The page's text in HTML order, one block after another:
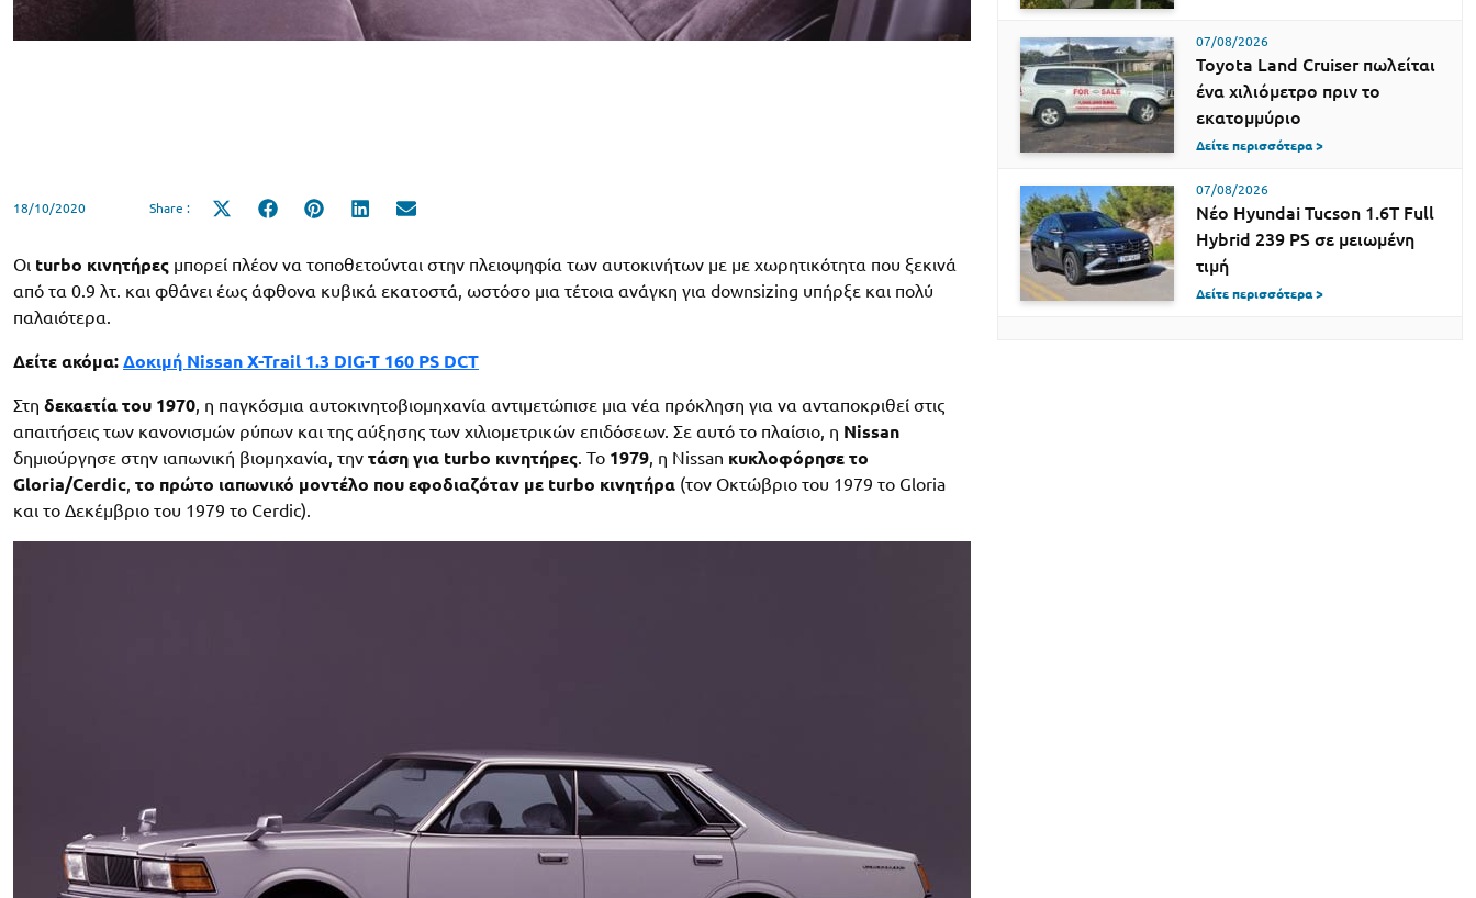
18/10/2020 Share :
Share
Share
Share
Share
Οι turbo κινητήρες μπορεί πλέον να τοποθετούνται στην πλειοψηφία των αυτοκινήτων με με χωρητικότητα που ξεκινά
από τα 0.9 λτ. και φθάνει έως άφθονα κυβικά εκατοστά, ωστόσο μια τέτοια ανάγκη για downsizing υπήρξε και πολύ
παλαιότερα.
Δείτε ακόμα: Δοκιμή Nissan X-Trail 1.3 DIG-T 160 PS DCT
Στη δεκαετία του 1970, η παγκόσμια αυτοκινητοβιομηχανία αντιμετώπισε μια νέα πρόκληση για να ανταποκριθεί στις
απαιτήσεις των κανονισμών ρύπων και της αύξησης των χιλιομετρικών επιδόσεων. Σε αυτό το πλαίσιο, η Nissan
δημιούργησε στην ιαπωνική βιομηχανία, την τάση για turbo κινητήρες. Το 1979, η Nissan κυκλοφόρησε το
Gloria/Cerdic, το πρώτο ιαπωνικό μοντέλο που εφοδιαζόταν με turbo κινητήρα (τον Οκτώβριο του 1979 το Gloria
και το Δεκέμβριο του 1979 το Cerdic).
07/08/2026
Toyota Land Cruiser πωλείται
ένα χιλιόμετρο πριν το
εκατομμύριο
Δείτε περισσότερα >
07/08/2026
Νέο Hyundai Tucson 1.6T Full
Hybrid 239 PS σε μειωμένη
τιμή
Δείτε περισσότερα >